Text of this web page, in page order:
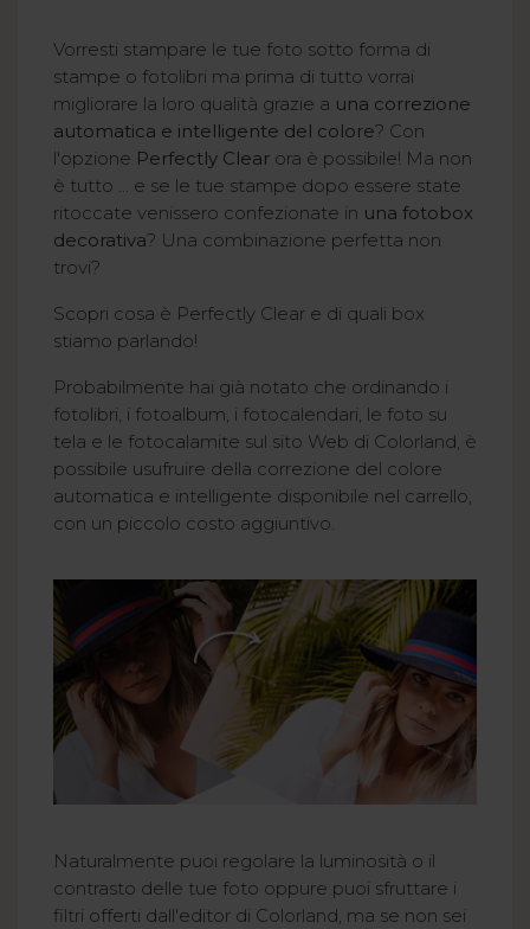
Vorresti stampare le tue foto sotto forma di
stampe o fotolibri ma prima di tutto vorrai
migliorare la loro qualità grazie a una correzione
automatica e intelligente del colore? Con
l'opzione Perfectly Clear ora è possibile! Ma non
è tutto ... e se le tue stampe dopo essere state
ritoccate venissero confezionate in una fotobox
decorativa? Una combinazione perfetta non
trovi?
Scopri cosa è Perfectly Clear e di quali box
stiamo parlando!
Probabilmente hai già notato che ordinando i
fotolibri, i fotoalbum, i fotocalendari, le foto su
tela e le fotocalamite sul sito Web di Colorland, è
possibile usufruire della correzione del colore
automatica e intelligente disponibile nel carrello,
con un piccolo costo aggiuntivo.
Naturalmente puoi regolare la luminosità o il
contrasto delle tue foto oppure puoi sfruttare i
filtri offerti dall'editor di Colorland, ma se non sei